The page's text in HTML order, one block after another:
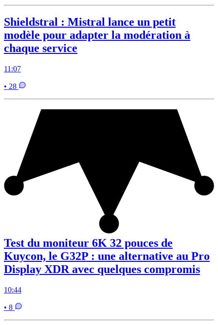
Shieldstral : Mistral lance un petit
modèle pour adapter la modération à
chaque service
11:07
• 28
Test du moniteur 6K 32 pouces de
Kuycon, le G32P : une alternative au Pro
Display XDR avec quelques compromis
10:44
• 8